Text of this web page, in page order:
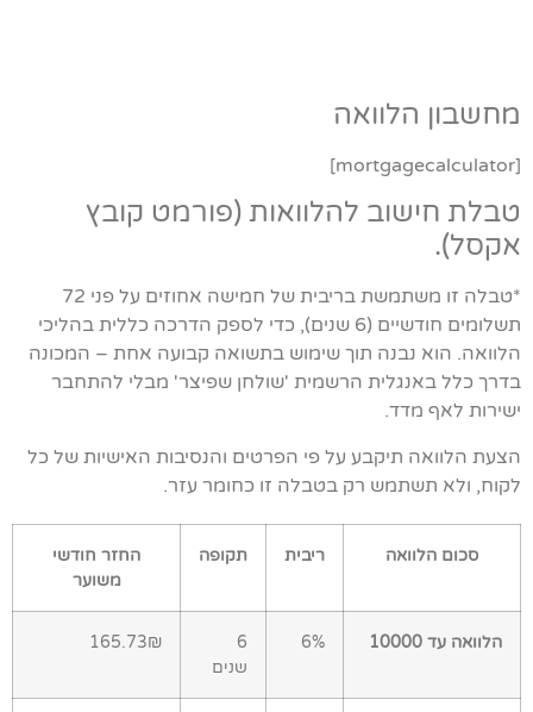
מחשבון הלוואה
[mortgagecalculator]
טבלת חישוב להלוואות (פורמט קובץ
אקסל).
*טבלה זו משתמשת בריבית של חמישה אחוזים על פני 72
תשלומים חודשיים (6 שנים), כדי לספק הדרכה כללית בהליכי
הלוואה. הוא נבנה תוך שימוש בתשואה קבועה אחת – המכונה
בדרך כלל באנגלית הרשמית 'שולחן שפיצר' מבלי להתחבר
ישירות לאף מדד.
הצעת הלוואה תיקבע על פי הפרטים והנסיבות האישיות של כל
לקוח, ולא תשתמש רק בטבלה זו כחומר עזר.
סכום הלוואה ריבית תקופה
החזר חודשי
משוער
הלוואה עד 10000 6%
6
שנים
165.73₪